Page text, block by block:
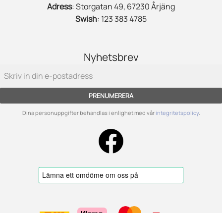
Adress: Storgatan 49, 67230 Årjäng
Swish: 123 383 4785
Nyhetsbrev
PRENUMERERA
Dina personuppgifter behandlas i enlighet med vår integritetspolicy.